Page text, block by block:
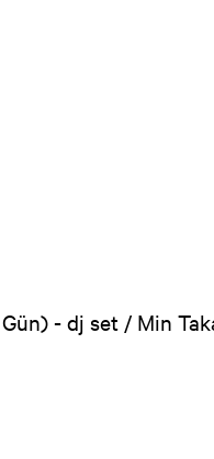
- dj set / Min